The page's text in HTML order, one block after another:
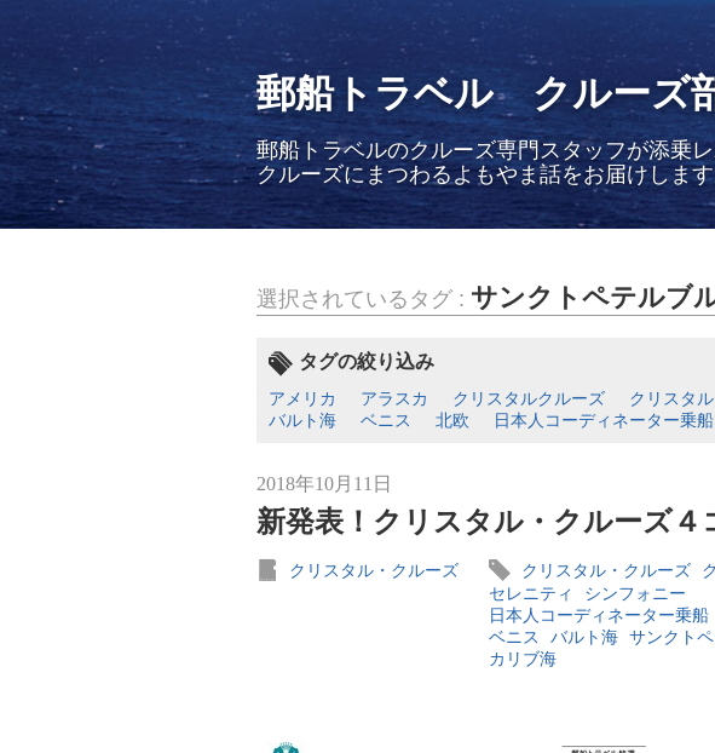
郵船トラベル クルーズ
郵船トラベルのクルーズ専門スタッフが添乗
クルーズにまつわるよもやま話をお届けしま
選択されているタグ : サンクトペテルブ
タグの絞り込み
アメリカ アラスカ クリスタルクルーズ クリスタ
バルト海
ベニス 北欧 日本人コーディネーター乗船
2018年10月11日
新発表！クリスタル・クルーズ４
クリスタル・クルーズ クリスタル・クルーズ
セレニティ
シンフォニー
日本人コーディネーター乗船
ベニス
バルト海 サンクト
カリブ海